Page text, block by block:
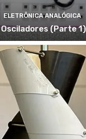
ELETRÔNICA ANALÓGICA
Osciladores (Parte 1)